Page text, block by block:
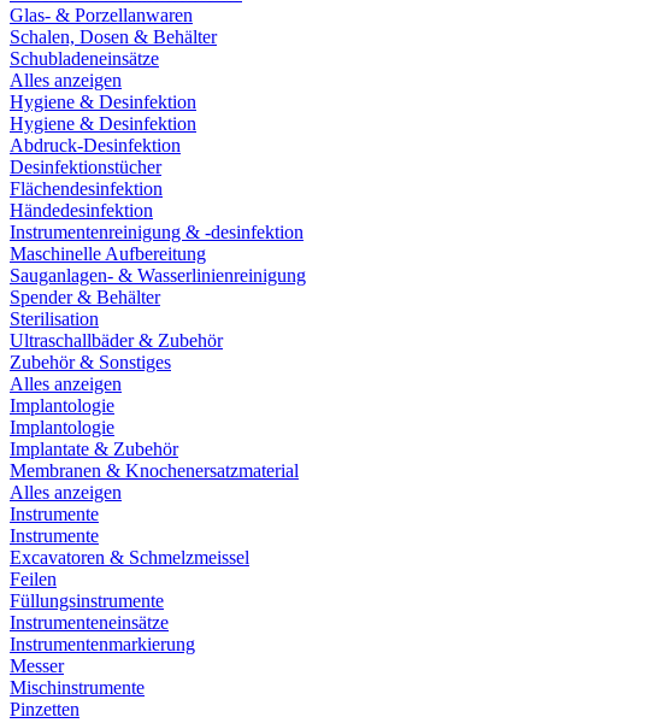
Glas- & Porzellanwaren
Schalen, Dosen & Behälter
Schubladeneinsätze
Alles anzeigen
Hygiene & Desinfektion
Hygiene & Desinfektion
Abdruck-Desinfektion
Desinfektionstücher
Flächendesinfektion
Händedesinfektion
Instrumentenreinigung & -desinfektion
Maschinelle Aufbereitung
Sauganlagen- & Wasserlinienreinigung
Spender & Behälter
Sterilisation
Ultraschallbäder & Zubehör
Zubehör & Sonstiges
Alles anzeigen
Implantologie
Implantologie
Implantate & Zubehör
Membranen & Knochenersatzmaterial
Alles anzeigen
Instrumente
Instrumente
Excavatoren & Schmelzmeissel
Feilen
Füllungsinstrumente
Instrumenteneinsätze
Instrumentenmarkierung
Messer
Mischinstrumente
Pinzetten